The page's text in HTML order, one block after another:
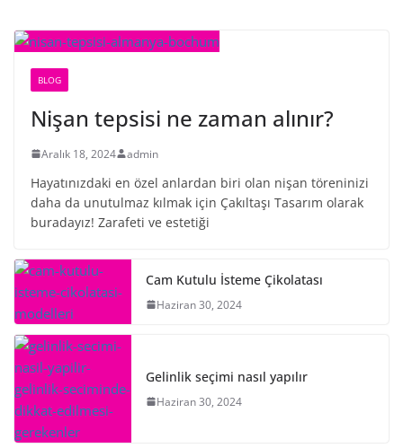
BLOG
Nişan tepsisi ne zaman alınır?
Aralık 18, 2024 admin
Hayatınızdaki en özel anlardan biri olan nişan töreninizi
daha da unutulmaz kılmak için Çakıltaşı Tasarım olarak
buradayız! Zarafeti ve estetiği
Cam Kutulu İsteme Çikolatası
Haziran 30, 2024
Gelinlik seçimi nasıl yapılır
Haziran 30, 2024